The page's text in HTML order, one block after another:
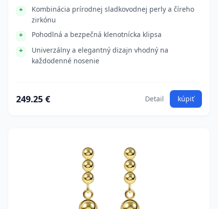
Kombinácia prírodnej sladkovodnej perly a číreho
zirkónu
Pohodlná a bezpečná klenotnícka klipsa
Univerzálny a elegantný dizajn vhodný na
každodenné nosenie
249.25 € Detail kúpiť